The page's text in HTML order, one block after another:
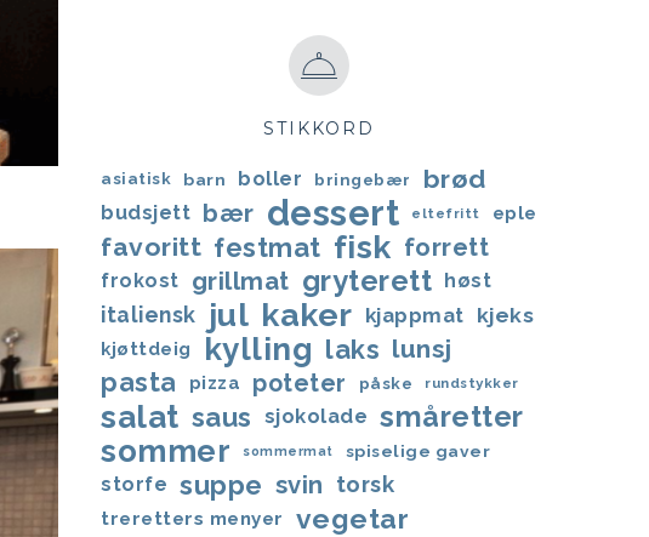
STIKKORD
asiatisk barn boller bringebær brød
budsjett bær dessert eltefritt eple
favoritt festmat fisk forrett
frokost grillmat gryterett høst
italiensk jul kaker kjappmat kjeks
kjøttdeig kylling laks lunsj
pasta
pizza poteter påske rundstykker
salat saus sjokolade småretter
sommer sommermat spiselige gaver
storfe suppe svin torsk
treretters menyer vegetar